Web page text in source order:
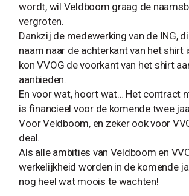
wordt, wil Veldboom graag de
vergroten.
Dankzij de medewerking van de ING,
naam naar de achterkant van het shirt
kon VVOG de voorkant van het shirt
aanbieden.
En voor wat, hoort wat… Het contract
is financieel voor de komende twee
Voor Veldboom, en zeker ook voor
deal.
Als alle ambities van Veldboom en
werkelijkheid worden in de komende
nog heel wat moois te wachten!